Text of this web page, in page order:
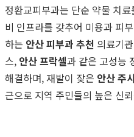
정환교피부과는 단순 약물 치
비 인프라를 갖추어 미용과 피
하는 안산 피부과 추천 의료기
스, 안산 프락셀과 같은 고성능
해결하며, 재발이 잦은 안산 주
근으로 지역 주민들의 높은 신